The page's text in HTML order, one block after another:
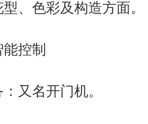
、色彩及构造方面。
控制
又名开门机。